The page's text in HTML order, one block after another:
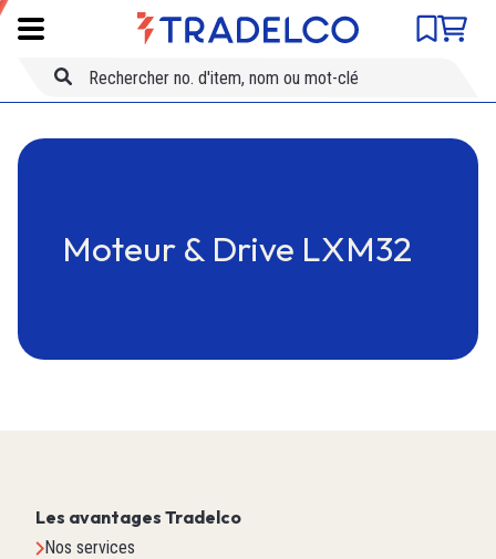
Moteur & Drive LXM32
Comparateur de produits
SKU
Les avantages Tradelco
Nos services